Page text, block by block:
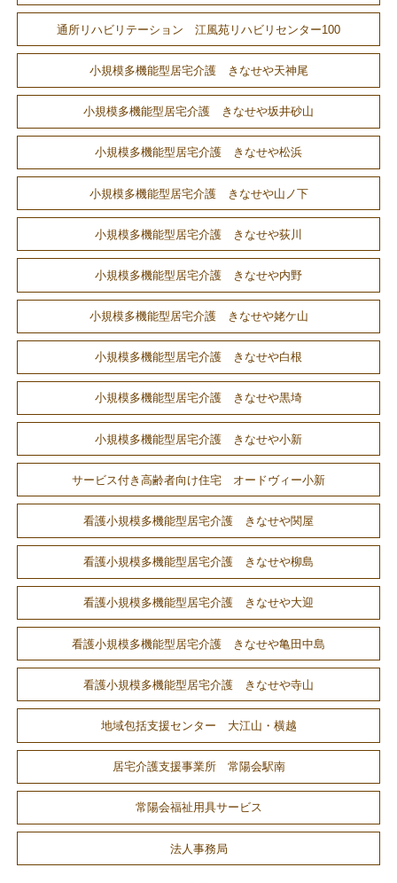
通所リハビリテーション 江風苑リハビリセンター100
小規模多機能型居宅介護 きなせや天神尾
小規模多機能型居宅介護 きなせや坂井砂山
小規模多機能型居宅介護 きなせや松浜
小規模多機能型居宅介護 きなせや山ノ下
小規模多機能型居宅介護 きなせや荻川
小規模多機能型居宅介護 きなせや内野
小規模多機能型居宅介護 きなせや姥ケ山
小規模多機能型居宅介護 きなせや白根
小規模多機能型居宅介護 きなせや黒埼
小規模多機能型居宅介護 きなせや小新
サービス付き高齢者向け住宅 オードヴィー小新
看護小規模多機能型居宅介護 きなせや関屋
看護小規模多機能型居宅介護 きなせや柳島
看護小規模多機能型居宅介護 きなせや大迎
看護小規模多機能型居宅介護 きなせや亀田中島
看護小規模多機能型居宅介護 きなせや寺山
地域包括支援センター 大江山・横越
居宅介護支援事業所 常陽会駅南
常陽会福祉用具サービス
法人事務局